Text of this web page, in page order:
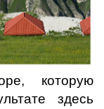
которую
здесь